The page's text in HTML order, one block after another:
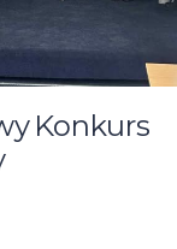
Konkurs